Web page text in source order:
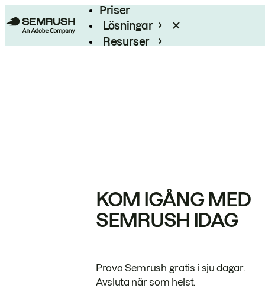
Priser
Lösningar
Resurser
KOM IGÅNG MED
SEMRUSH IDAG
Prova Semrush gratis i sju dagar.
Avsluta när som helst.